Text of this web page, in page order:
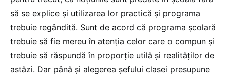
să se explice și utilizarea lor practică și programa
trebuie regândită. Sunt de acord că programa școlară
trebuie să fie mereu în atenția celor care o compun și
trebuie să răspundă în proporție utilă și realităților de
astăzi. Dar până și alegerea șefului clasei presupune